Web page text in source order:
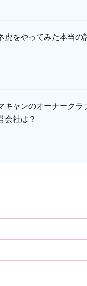
虎をやってみた本当の
キャンのオーナーク
会社は？